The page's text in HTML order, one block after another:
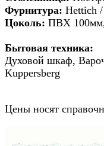
Фурнитура: Hettich
Цоколь: ПВХ
Бытовая техника:
Духовой шкаф,
Kuppersberg
Цены носят